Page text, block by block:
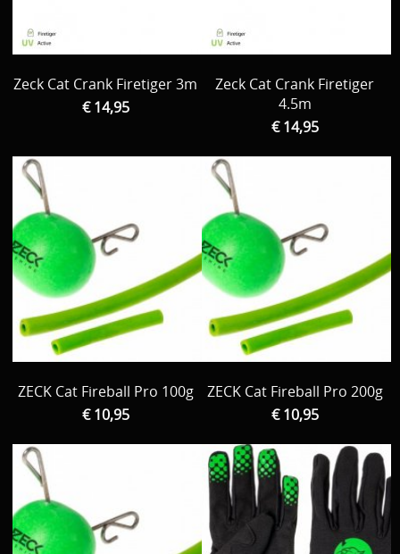
Zeck Cat Crank Firetiger 3m
€ 14,95
Zeck Cat Crank Firetiger
4.5m
€ 14,95
ZECK Cat Fireball Pro 100g
€ 10,95
ZECK Cat Fireball Pro 200g
€ 10,95